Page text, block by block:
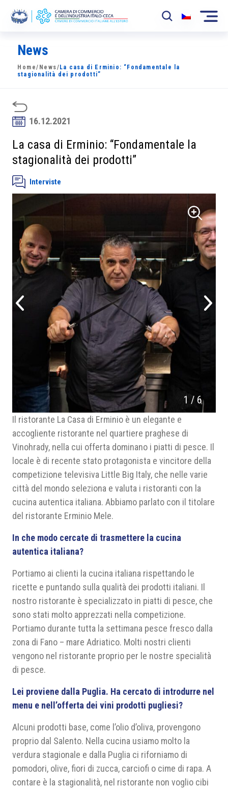
La Camera
News
Sviluppo Mercato
Soci
Partner
Progetti
News
Home/ News/ La casa di Erminio: “Fondamentale la
stagionalità dei prodotti”
16.12.2021
La casa di Erminio: “Fondamentale la
stagionalità dei prodotti”
Interviste
1/ 6
Il ristorante La Casa di Erminio è un elegante e
accogliente ristorante nel quartiere praghese di
Vinohrady, nella cui offerta dominano i piatti di pesce. Il
locale è di recente stato protagonista e vincitore della
competizione televisiva Little Big Italy, che nelle varie
città del mondo seleziona e valuta i ristoranti con la
cucina autentica italiana. Abbiamo parlato con il titolare
del ristorante Erminio Mele.
In che modo cercate di trasmettere la cucina
autentica italiana?
Portiamo ai clienti la cucina italiana rispettando le
ricette e puntando sulla qualità dei prodotti italiani. Il
nostro ristorante è specializzato in piatti di pesce, che
sono stati molto apprezzati nella competizione.
Portiamo durante tutta la settimana pesce fresco dalla
zona di Fano – mare Adriatico. Molti nostri clienti
vengono nel ristorante proprio per le nostre specialità
di pesce.
Lei proviene dalla Puglia. Ha cercato di introdurre nel
menu e nell’offerta dei vini prodotti pugliesi?
Alcuni prodotti base, come l’olio d’oliva, provengono
proprio dal Salento. Nella cucina usiamo molto la
verdura stagionale e dalla Puglia ci riforniamo di
pomodori, olive, fiori di zucca, carciofi o cime di rapa. A
contare è la stagionalità, nel ristorante non voglio cibi